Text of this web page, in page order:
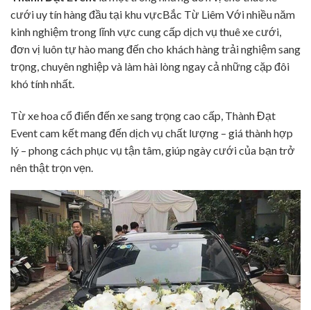
cưới uy tín hàng đầu tại khu vựcBắc Từ Liêm Với nhiều năm
kinh nghiệm trong lĩnh vực cung cấp dịch vụ thuê xe cưới,
đơn vị luôn tự hào mang đến cho khách hàng trải nghiệm sang
trọng, chuyên nghiệp và làm hài lòng ngay cả những cặp đôi
khó tính nhất.
Từ xe hoa cổ điển đến xe sang trọng cao cấp, Thành Đạt
Event cam kết mang đến dịch vụ chất lượng – giá thành hợp
lý – phong cách phục vụ tận tâm, giúp ngày cưới của bạn trở
nên thật trọn vẹn.